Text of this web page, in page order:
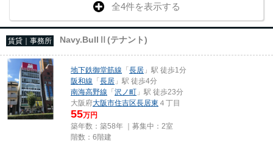
全4件を表示する
賃貸｜事務所 Navy.BullⅡ(テナント)
地下鉄御堂筋線 「長居 」駅 徒歩1分
阪和線 「長居 」駅 徒歩4分
南海高野線 「沢ノ町 」駅 徒歩23分
大阪府大阪市住吉区長居東 ４丁目
55万円
築年数：築58年 ｜募集中： 2室
階数：6階建